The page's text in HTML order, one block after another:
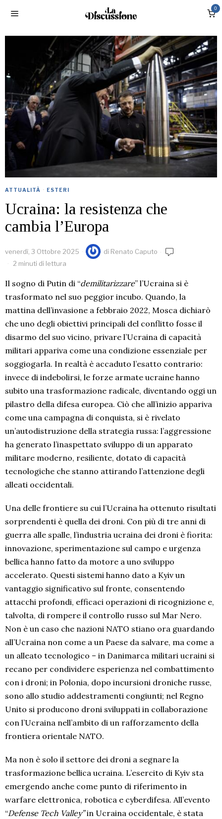
0
ATTUALITÀ · ESTERI
Ucraina: la resistenza che
cambia l’Europa
venerdì, 3 Ottobre 2025 di Renato Caputo
2 minuti di lettura
Il sogno di Putin di “demilitarizzare” l’Ucraina si è
trasformato nel suo peggior incubo. Quando, la
mattina dell’invasione a febbraio 2022, Mosca dichiarò
che uno degli obiettivi principali del conflitto fosse il
disarmo del suo vicino, privare l’Ucraina di capacità
militari appariva come una condizione essenziale per
soggiogarla. In realtà è accaduto l’esatto contrario:
invece di indebolirsi, le forze armate ucraine hanno
subito una trasformazione radicale, diventando oggi un
pilastro della difesa europea. Ciò che all’inizio appariva
come una campagna di conquista, si è rivelato
un’autodistruzione della strategia russa: l’aggressione
ha generato l’inaspettato sviluppo di un apparato
militare moderno, resiliente, dotato di capacità
tecnologiche che stanno attirando l’attenzione degli
alleati occidentali.
Una delle frontiere su cui l’Ucraina ha ottenuto risultati
sorprendenti è quella dei droni. Con più di tre anni di
guerra alle spalle, l’industria ucraina dei droni è fiorita:
innovazione, sperimentazione sul campo e urgenza
bellica hanno fatto da motore a uno sviluppo
accelerato. Questi sistemi hanno dato a Kyiv un
vantaggio significativo sul fronte, consentendo
attacchi profondi, efficaci operazioni di ricognizione e,
talvolta, di rompere il controllo russo sul Mar Nero.
Non è un caso che nazioni NATO stiano ora guardando
all’Ucraina non come a un Paese da salvare, ma come a
un alleato tecnologico – in Danimarca militari ucraini si
recano per condividere esperienza nel combattimento
con i droni; in Polonia, dopo incursioni droniche russe,
sono allo studio addestramenti congiunti; nel Regno
Unito si producono droni sviluppati in collaborazione
con l’Ucraina nell’ambito di un rafforzamento della
frontiera orientale NATO.
Ma non è solo il settore dei droni a segnare la
trasformazione bellica ucraina. L’esercito di Kyiv sta
emergendo anche come punto di riferimento in
warfare elettronica, robotica e cyberdifesa. All’evento
“Defense Tech Valley”in Ucraina occidentale, è stata